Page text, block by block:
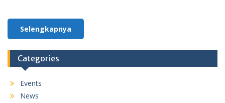
Selengkapnya
Categories
Events
News